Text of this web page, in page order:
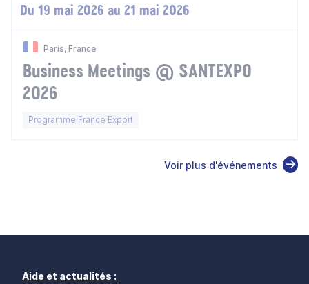
Du 19 mai 2026 au 21 mai 2026
Paris, France
Business Meetings @ SANTEXPO
2026
Programme France Export
Voir plus d'événements
Aide et actualités :